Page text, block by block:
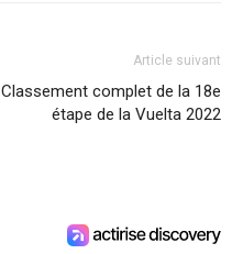
Article suivant
Classement complet de la 18e
étape de la Vuelta 2022